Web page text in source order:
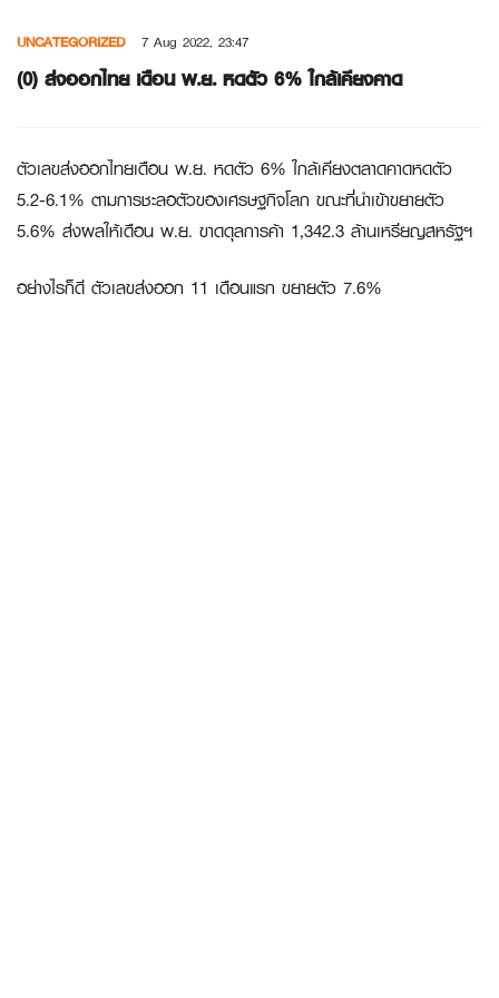
content
UNCATEGORIZED 7 Aug 2022, 23:47
(0) ส่งออกไทย เดือน พ.ย. หดตัว 6% ใกล้เคียงคาด
ตัวเลขส่งออกไทยเดือน พ.ย. หดตัว 6% ใกล้เคียงตลาดคาดหดตัว
5.2-6.1% ตามการชะลอตัวของเศรษฐกิจโลก ขณะที่นำเข้าขยายตัว
5.6% ส่งผลให้เดือน พ.ย. ขาดดุลการค้า 1,342.3 ล้านเหรียญสหรัฐฯ
อย่างไรก็ดี ตัวเลขส่งออก 11 เดือนแรก ขยายตัว 7.6%